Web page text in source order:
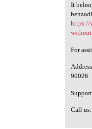
It
https://
For
90026
Call